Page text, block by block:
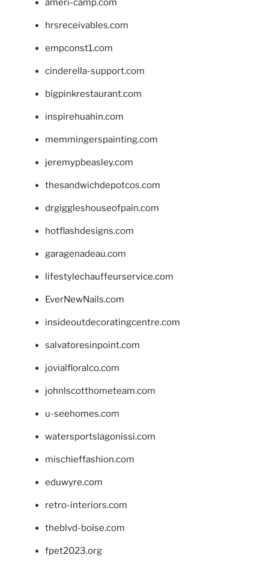
ameri-camp.com
hrsreceivables.com
empconst1.com
cinderella-support.com
bigpinkrestaurant.com
inspirehuahin.com
memmingerspainting.com
jeremypbeasley.com
thesandwichdepotcos.com
drgiggleshouseofpain.com
hotflashdesigns.com
garagenadeau.com
lifestylechauffeurservice.com
EverNewNails.com
insideoutdecoratingcentre.com
salvatoresinpoint.com
jovialfloralco.com
johnlscotthometeam.com
u-seehomes.com
watersportslagonissi.com
mischieffashion.com
eduwyre.com
retro-interiors.com
theblvd-boise.com
fpet2023.org